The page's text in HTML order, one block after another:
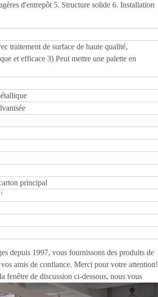
d'entrepôt 5. Structure solide 6. Installation
traitement de surface de haute qualité,
et efficace 3) Peut mettre une palette en
principal
'
depuis 1997, vous fournissons des produits de
amis de confiance. Merci pour votre attention!
fenêtre de discussion ci-dessous, nous vous